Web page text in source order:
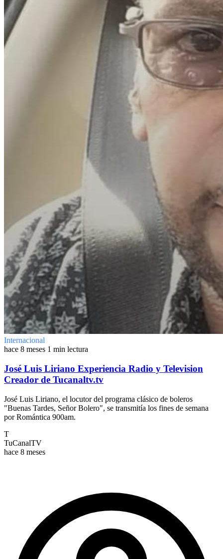
Internacional
hace 8 meses 1 min lectura
José Luis Liriano Experiencia Radio y Television
Creador de Tucanaltv.tv
José Luis Liriano, el locutor del programa clásico de boleros
"Buenas Tardes, Señor Bolero", se transmitía los fines de semana
por Romántica 900am.
T
TuCanalTV
hace 8 meses